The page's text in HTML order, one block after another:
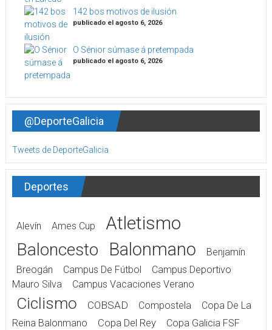
142 bos motivos de ilusión
publicado el agosto 6, 2026
O Sénior súmase á pretempada
publicado el agosto 6, 2026
@DeporteGalicia
Tweets de DeporteGalicia
Deportes
Alevín Ames Cup Atletismo
Baloncesto Balonmano
Benjamín
Breogán
Campus De Fútbol
Campus Deportivo
Mauro Silva
Campus Vacaciones Verano
Ciclismo COBSAD Compostela
Copa De La
Reina Balonmano
Copa Del Rey
Copa Galicia FSF